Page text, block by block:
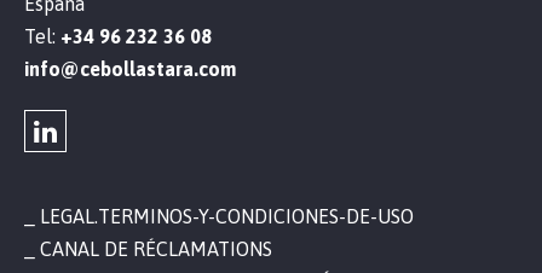
Tel: +34 96 232 36 08
info@cebollastara.com
LEGAL.TERMINOS-Y-CONDICIONES-DE-USO
CANAL DE RÉCLAMATIONS